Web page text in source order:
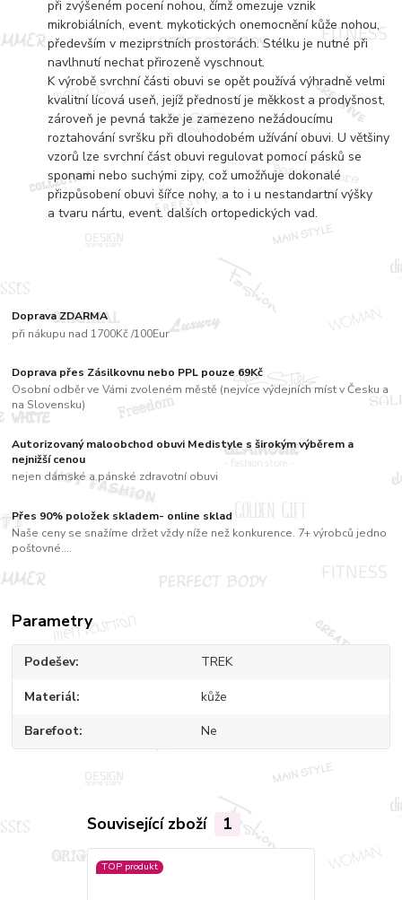
Doprava ZDARMA
při nákupu nad 1700Kč /100Eur
Doprava přes Zásilkovnu nebo PPL pouze 69Kč
Osobní odběr ve Vámi zvoleném městě (nejvíce výdejních míst v Česku a
na Slovensku)
Autorizovaný maloobchod obuvi Medistyle s širokým výběrem a
nejnižší cenou
nejen dámské a pánské zdravotní obuvi
Přes 90% položek skladem- online sklad
Naše ceny se snažíme držet vždy níže než konkurence. 7+ výrobců jedno
poštovné....
při zvýšeném pocení nohou, čímž omezuje vznik
mikrobiálních, event. mykotických onemocnění kůže nohou,
především v meziprstních prostorách. Stélku je nutné při
navlhnutí nechat přirozeně vyschnout.
K výrobě svrchní části obuvi se opět používá výhradně velmi
kvalitní lícová useň, jejíž předností je měkkost a prodyšnost,
zároveň je pevná takže je zamezeno nežádoucímu
roztahování svršku při dlouhodobém užívání obuvi. U většiny
vzorů lze svrchní část obuvi regulovat pomocí pásků se
sponami nebo suchými zipy, což umožňuje dokonalé
přizpůsobení obuvi šířce nohy, a to i u nestandartní výšky
a tvaru nártu, event. dalších ortopedických vad.
Parametry
Podešev TREK
Materiál kůže
Barefoot Ne
Související zboží 1
TOP produkt